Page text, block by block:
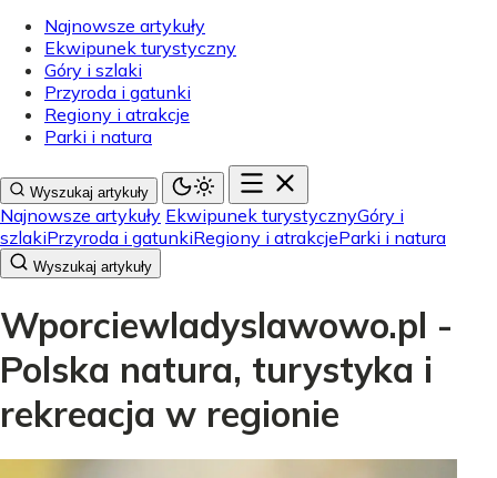
Najnowsze artykuły
Ekwipunek turystyczny
Góry i szlaki
Przyroda i gatunki
Regiony i atrakcje
Parki i natura
Wyszukaj artykuły
Najnowsze artykuły Ekwipunek turystycznyGóry i
szlakiPrzyroda i gatunkiRegiony i atrakcjeParki i natura
Wyszukaj artykuły
Wporciewladyslawowo.pl -
Polska natura, turystyka i
rekreacja w regionie